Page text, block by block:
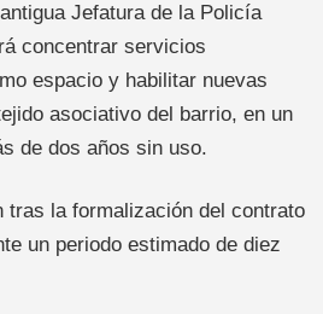
Jefatura de la Policía
concentrar servicios
espacio y habilitar nuevas
asociativo del barrio, en un
de dos años sin uso.
tras la formalización del contrato
un periodo estimado de diez